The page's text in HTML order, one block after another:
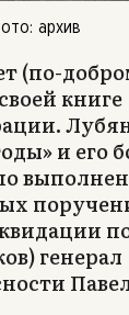
архив
(по-
книге
и
генерал